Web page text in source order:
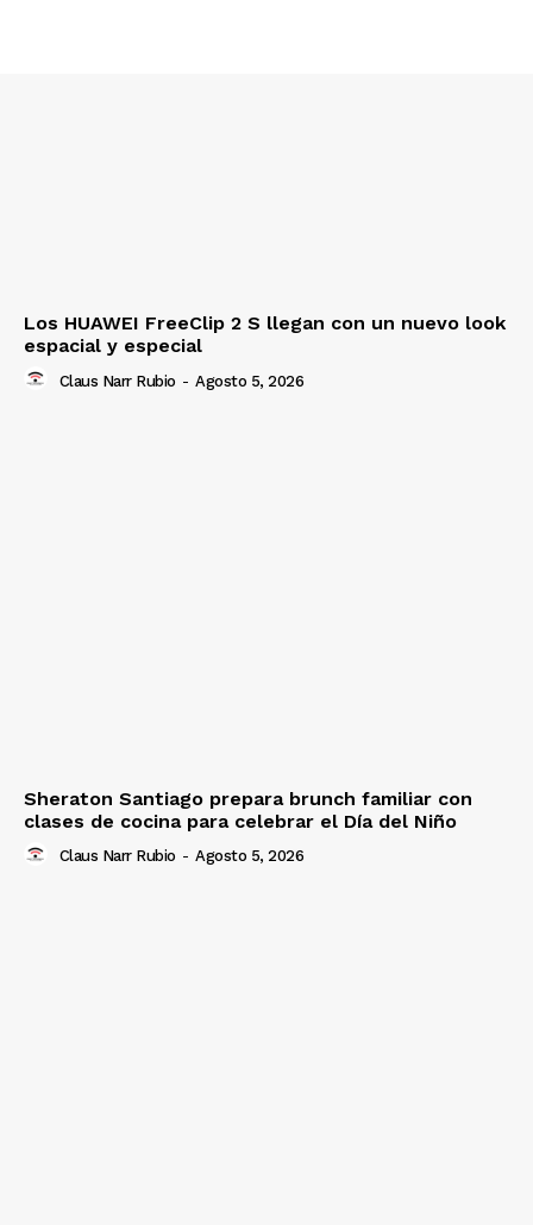
Los HUAWEI FreeClip 2 S llegan con un nuevo look
espacial y especial
Claus Narr Rubio - Agosto 5, 2026
Sheraton Santiago prepara brunch familiar con
clases de cocina para celebrar el Día del Niño
Claus Narr Rubio - Agosto 5, 2026